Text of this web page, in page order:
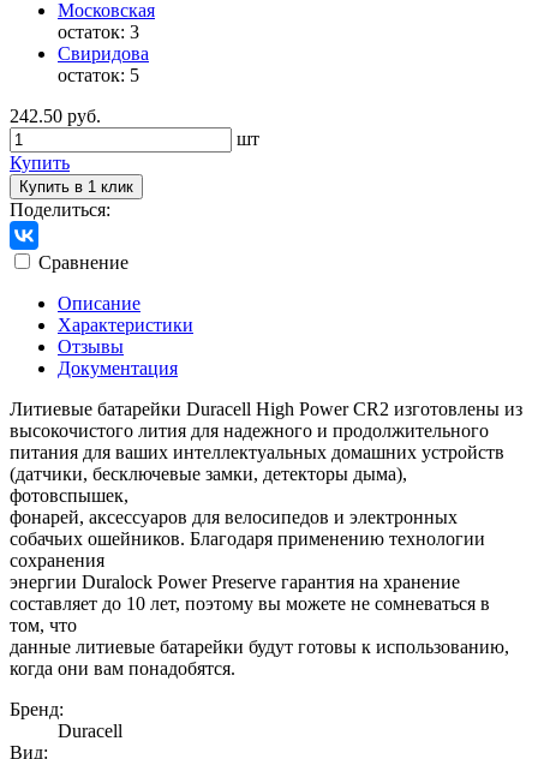
Московская
остаток: 3
Свиридова
остаток: 5
242.50 руб.
шт
Купить
Купить в 1 клик
Поделиться:
Сравнение
Описание
Характеристики
Отзывы
Документация
Литиевые батарейки Duracell High Power CR2 изготовлены из
высокочистого лития для надежного и продолжительного
питания для ваших интеллектуальных домашних устройств
(датчики, бесключевые замки, детекторы дыма),
фотовспышек,
фонарей, аксессуаров для велосипедов и электронных
собачьих ошейников. Благодаря применению технологии
сохранения
энергии Duralock Power Preserve гарантия на хранение
составляет до 10 лет, поэтому вы можете не сомневаться в
том, что
данные литиевые батарейки будут готовы к использованию,
когда они вам понадобятся.
Бренд:
Duracell
Вид: